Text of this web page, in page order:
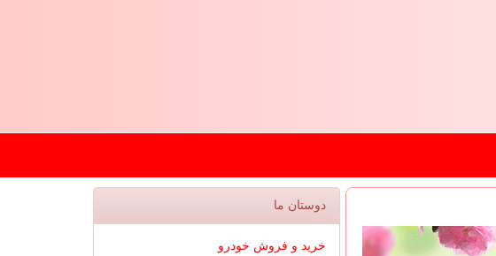
دوستان ما
خرید و فروش خودرو